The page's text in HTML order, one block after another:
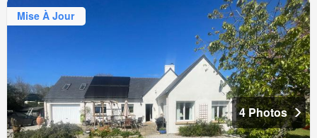
Mise À Jour
4 Photos